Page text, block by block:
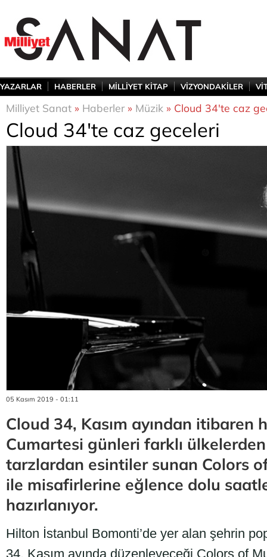
YAZARLAR HABERLER MİLLİYET KİTAP VİZYONDAKİLER
Milliyet Sanat » Haberler» Müzik » Cloud 34'te caz
Cloud 34'te caz geceleri
05 Kasım 2019 - 01:11
Cloud 34, Kasım ayından itibaren
Cumartesi günleri farklı
tarzlardan esintiler sunan Colors
ile misafirlerine eğlence dolu
hazırlanıyor.
Hilton İstanbul Bomonti’de yer alan şehrin
34, Kasım ayında düzenleyeceği Colors of